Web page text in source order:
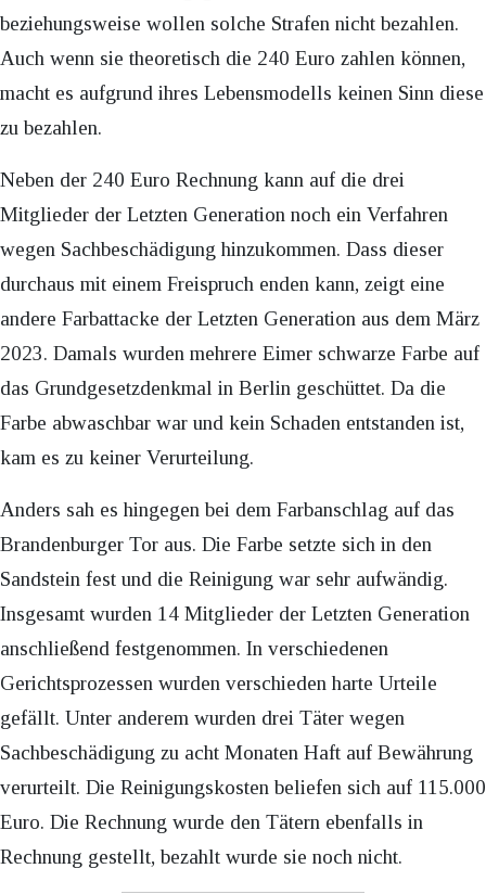
beziehungsweise wollen solche Strafen nicht bezahlen.
Auch wenn sie theoretisch die 240 Euro zahlen können,
macht es aufgrund ihres Lebensmodells keinen Sinn diese
zu bezahlen.
Neben der 240 Euro Rechnung kann auf die drei
Mitglieder der Letzten Generation noch ein Verfahren
wegen Sachbeschädigung hinzukommen. Dass dieser
durchaus mit einem Freispruch enden kann, zeigt eine
andere Farbattacke der Letzten Generation aus dem März
2023. Damals wurden mehrere Eimer schwarze Farbe auf
das Grundgesetzdenkmal in Berlin geschüttet. Da die
Farbe abwaschbar war und kein Schaden entstanden ist,
kam es zu keiner Verurteilung.
Anders sah es hingegen bei dem Farbanschlag auf das
Brandenburger Tor aus. Die Farbe setzte sich in den
Sandstein fest und die Reinigung war sehr aufwändig.
Insgesamt wurden 14 Mitglieder der Letzten Generation
anschließend festgenommen. In verschiedenen
Gerichtsprozessen wurden verschieden harte Urteile
gefällt. Unter anderem wurden drei Täter wegen
Sachbeschädigung zu acht Monaten Haft auf Bewährung
verurteilt. Die Reinigungskosten beliefen sich auf 115.000
Euro. Die Rechnung wurde den Tätern ebenfalls in
Rechnung gestellt, bezahlt wurde sie noch nicht.